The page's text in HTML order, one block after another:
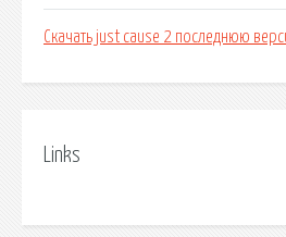
Скачать just cause 2 последнюю
Links